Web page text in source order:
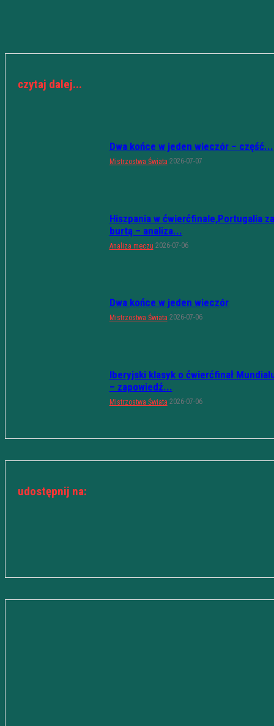
czytaj dalej...
Dwa końce w jeden wieczór – część...
Mistrzostwa Świata 2026-07-07
Hiszpania w ćwierćfinale,Portugalia za
burtą – analiza...
Analiza meczu 2026-07-06
Dwa końce w jeden wieczór
Mistrzostwa Świata 2026-07-06
Iberyjski klasyk o ćwierćfinał
– zapowiedź...
Mistrzostwa Świata 2026-07-06
udostępnij na: